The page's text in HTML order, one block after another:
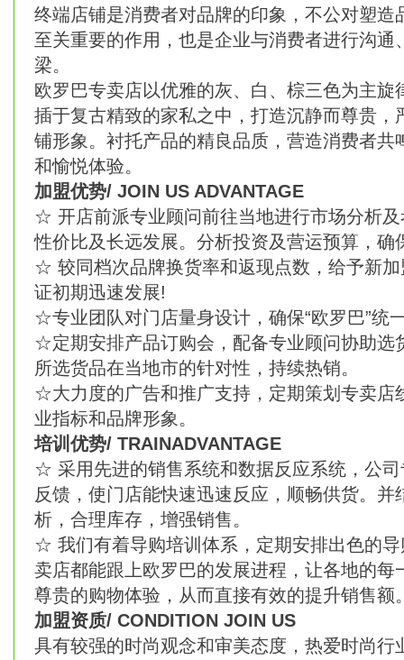
终端店铺是消费者对品牌的印象，不公对塑造
至关重要的作用，也是企业与消费者进行沟通
梁。
欧罗巴专卖店以优雅的灰、白、棕三色为主旋
插于复古精致的家私之中，打造沉静而尊贵，
铺形象。衬托产品的精良品质，营造消费者共
和愉悦体验。
加盟优势/ JOIN US ADVANTAGE
☆ 开店前派专业顾问前往当地进行市场分析
性价比及长远发展。分析投资及营运预算，确
☆ 较同档次品牌换货率和返现点数，给予新
证初期迅速发展!
☆专业团队对门店量身设计，确保“欧罗巴”统
☆定期安排产品订购会，配备专业顾问协助选
所选货品在当地市的针对性，持续热销。
☆大力度的广告和推广支持，定期策划专卖店
业指标和品牌形象。
培训优势/ TRAINADVANTAGE
☆ 采用先进的销售系统和数据反应系统，公
反馈，使门店能快速迅速反应，顺畅供货。并
析，合理库存，增强销售。
☆ 我们有着导购培训体系，定期安排出色的
卖店都能跟上欧罗巴的发展进程，让各地的每
尊贵的购物体验，从而直接有效的提升销售额
加盟资质/ CONDITION JOIN US
具有较强的时尚观念和审美态度，热爱时尚行